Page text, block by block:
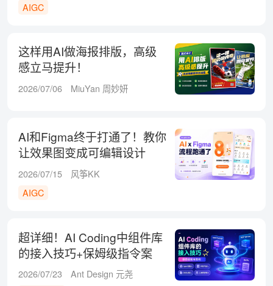
AIGC
这样用AI做海报排版，高级
感立马提升！
2026/07/06 MiuYan 周妙妍
AI和Figma终于打通了！教你
让效果图变成可编辑设计
稿！
2026/07/15
风筝KK
AIGC
超详细！AI Coding中组件库
的接入技巧+保姆级指令案
例！
2026/07/23
Ant Design 元尧